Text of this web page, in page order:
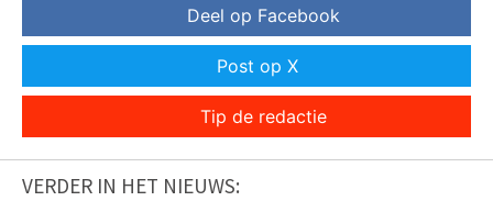
Deel op Facebook
Post op X
Tip de redactie
VERDER IN HET NIEUWS: